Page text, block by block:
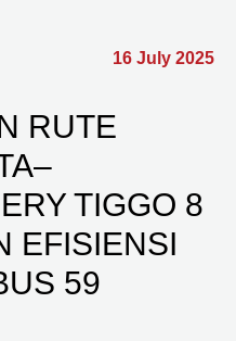
16 July 2025
RUTE
TIGGO 8
EFISIENSI
59